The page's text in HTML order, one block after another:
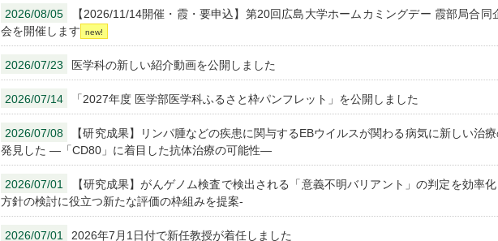
2026/08/05
【2026/11/14開催・霞・要申込】第20回広島大学ホームカミングデー 霞部局合同
会を開催します
2026/07/23 医学科の新しい紹介動画を公開しました
2026/07/14 「2027年度 医学部医学科ふるさと枠パンフレット」を公開しました
2026/07/08
【研究成果】リンパ腫などの疾患に関与するEBウイルスが関わる病気に新しい治
発見した ―「CD80」に着目した抗体治療の可能性―
2026/07/01
【研究成果】がんゲノム検査で検出される「意義不明バリアント」の判定を効率
方針の検討に役立つ新たな評価の枠組みを提案-
2026/07/01 2026年7月1日付で新任教授が着任しました